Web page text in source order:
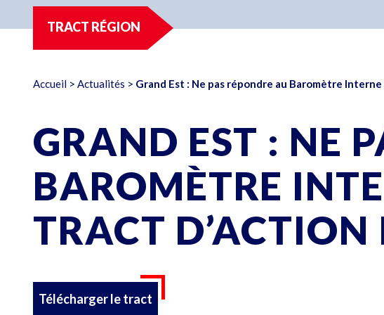
TRACT RÉGION
Accueil > Actualités > Grand Est : Ne pas répondre au Baromètre
GRAND EST : NE
BAROMÈTRE
TRACT
Télécharger le tract